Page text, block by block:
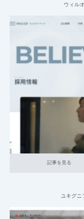
ウィル
記事を見る サイト
記事を見る
ユキグニ